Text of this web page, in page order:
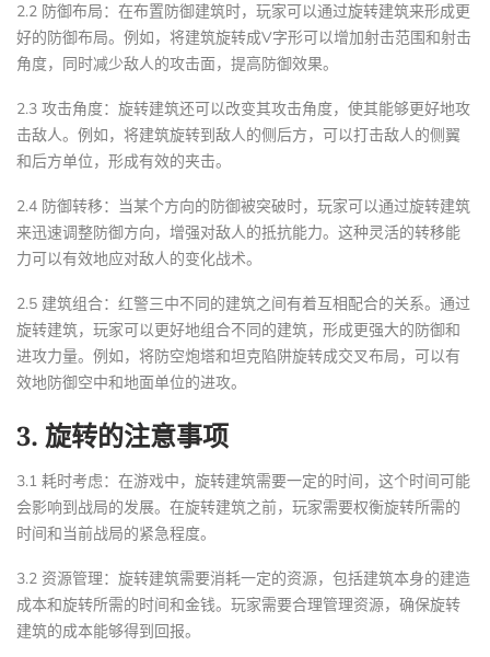
2.2 防御布局：在布置防御建筑时，玩家可以通过旋转建筑来形成更
好的防御布局。例如，将建筑旋转成V字形可以增加射击范围和射击
角度，同时减少敌人的攻击面，提高防御效果。
2.3 攻击角度：旋转建筑还可以改变其攻击角度，使其能够更好地攻
击敌人。例如，将建筑旋转到敌人的侧后方，可以打击敌人的侧翼
和后方单位，形成有效的夹击。
2.4 防御转移：当某个方向的防御被突破时，玩家可以通过旋转建筑
来迅速调整防御方向，增强对敌人的抵抗能力。这种灵活的转移能
力可以有效地应对敌人的变化战术。
2.5 建筑组合：红警三中不同的建筑之间有着互相配合的关系。通过
旋转建筑，玩家可以更好地组合不同的建筑，形成更强大的防御和
进攻力量。例如，将防空炮塔和坦克陷阱旋转成交叉布局，可以有
效地防御空中和地面单位的进攻。
3. 旋转的注意事项
3.1 耗时考虑：在游戏中，旋转建筑需要一定的时间，这个时间可能
会影响到战局的发展。在旋转建筑之前，玩家需要权衡旋转所需的
时间和当前战局的紧急程度。
3.2 资源管理：旋转建筑需要消耗一定的资源，包括建筑本身的建造
成本和旋转所需的时间和金钱。玩家需要合理管理资源，确保旋转
建筑的成本能够得到回报。